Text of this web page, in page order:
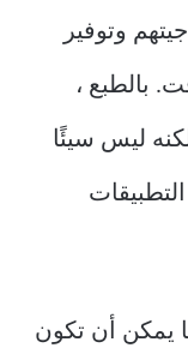
وتوفير
بالطبع ،
ليس سيئًا
يمكن أن تكون